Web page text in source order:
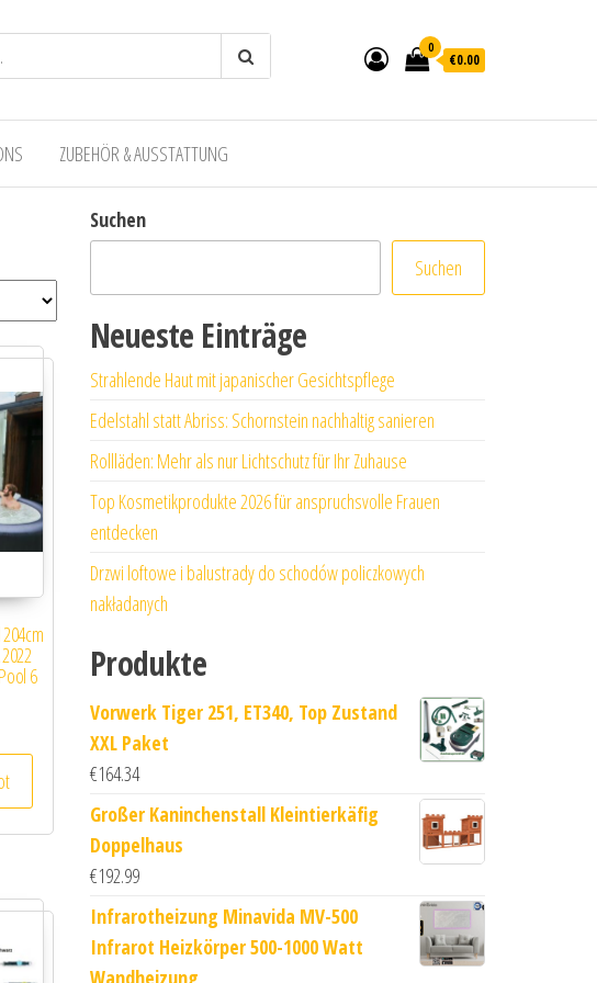
0
€0.00
ZUBEHÖR & AUSSTATTUNG
6
Suchen
Suchen
Neueste Einträge
Strahlende Haut mit japanischer Gesichtspflege
Edelstahl statt Abriss: Schornstein nachhaltig sanieren
Rollläden: Mehr als nur Lichtschutz für Ihr Zuhause
Top Kosmetikprodukte 2026 für anspruchsvolle Frauen
entdecken
Drzwi loftowe i balustrady do schodów policzkowych
nakładanych
Produkte
Vorwerk Tiger 251, ET340, Top Zustand
XXL Paket
€164.34
Großer Kaninchenstall Kleintierkäfig
Doppelhaus
€192.99
Infrarotheizung Minavida MV-500
Infrarot Heizkörper 500-1000 Watt
Wandheizung